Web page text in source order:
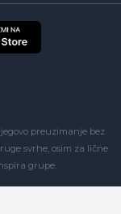
preuzimanje bez
svrhe, osim za lične
grupe.